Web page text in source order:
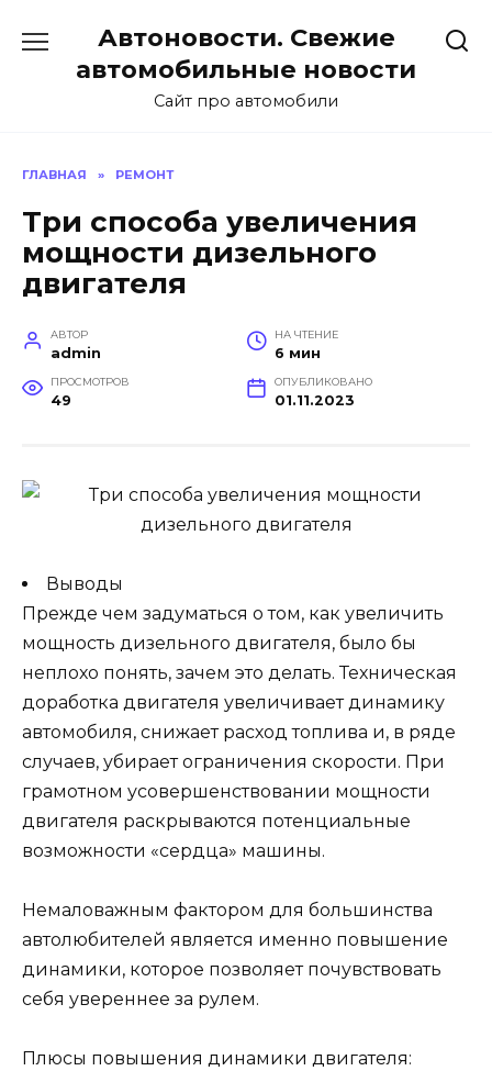
содержанию
Автоновости. Свежие
автомобильные новости
Сайт про автомобили
ГЛАВНАЯ » РЕМОНТ
Три способа увеличения
мощности дизельного
двигателя
АВТОР
admin
НА ЧТЕНИЕ
6 мин
ПРОСМОТРОВ
49
ОПУБЛИКОВАНО
01.11.2023
Выводы
Прежде чем задуматься о том, как увеличить
мощность дизельного двигателя, было бы
неплохо понять, зачем это делать. Техническая
доработка двигателя увеличивает динамику
автомобиля, снижает расход топлива и, в ряде
случаев, убирает ограничения скорости. При
грамотном усовершенствовании мощности
двигателя раскрываются потенциальные
возможности «сердца» машины.
Немаловажным фактором для большинства
автолюбителей является именно повышение
динамики, которое позволяет почувствовать
себя увереннее за рулем.
Плюсы повышения динамики двигателя: